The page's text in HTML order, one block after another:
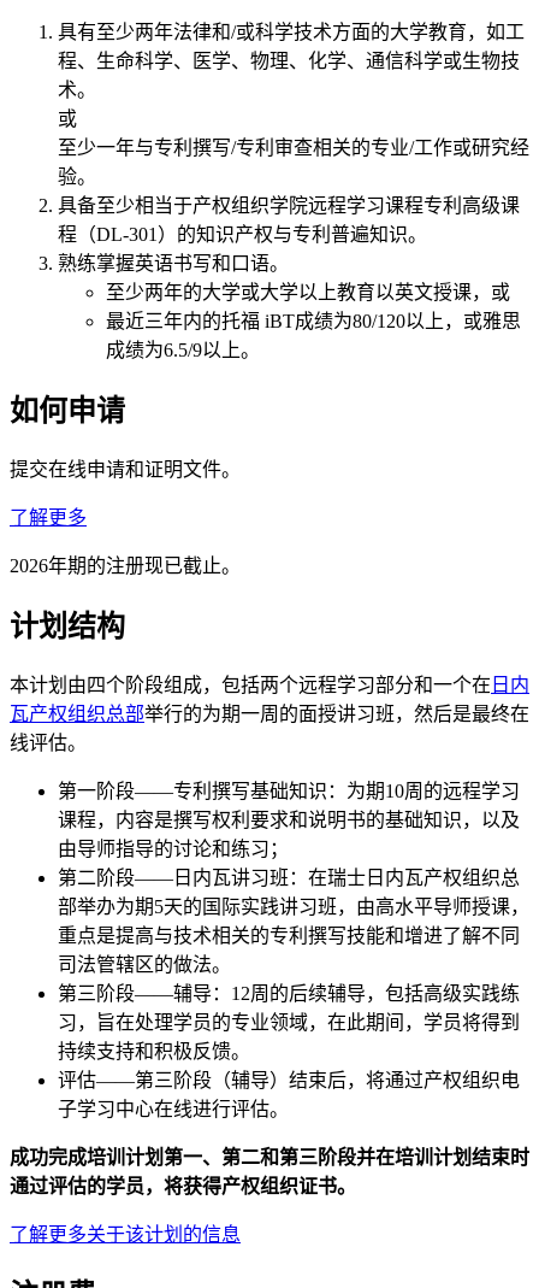
具有至少两年法律和/或科学技术方面的大学教育，如工
程、生命科学、医学、物理、化学、通信科学或生物技
术。
或
至少一年与专利撰写/专利审查相关的专业/工作或研究经
验。
具备至少相当于产权组织学院远程学习课程专利高级课
程（DL-301）的知识产权与专利普遍知识。
熟练掌握英语书写和口语。
至少两年的大学或大学以上教育以英文授课，或
最近三年内的托福 iBT成绩为80/120以上，或雅思
成绩为6.5/9以上。
如何申请
提交在线申请和证明文件。
了解更多
2026年期的注册现已截止。
计划结构
本计划由四个阶段组成，包括两个远程学习部分和一个在 日内
瓦产权组织总部举行的为期一周的面授讲习班，然后是最终在
线评估。
第一阶段——专利撰写基础知识：为期10周的远程学习
课程，内容是撰写权利要求和说明书的基础知识，以及
由导师指导的讨论和练习；
第二阶段——日内瓦讲习班：在瑞士日内瓦产权组织总
部举办为期5天的国际实践讲习班，由高水平导师授课，
重点是提高与技术相关的专利撰写技能和增进了解不同
司法管辖区的做法。
第三阶段——辅导：12周的后续辅导，包括高级实践练
习，旨在处理学员的专业领域，在此期间，学员将得到
持续支持和积极反馈。
评估——第三阶段（辅导）结束后，将通过产权组织电
子学习中心在线进行评估。
成功完成培训计划第一、第二和第三阶段并在培训计划结束时
通过评估的学员，将获得产权组织证书。
了解更多关于该计划的信息